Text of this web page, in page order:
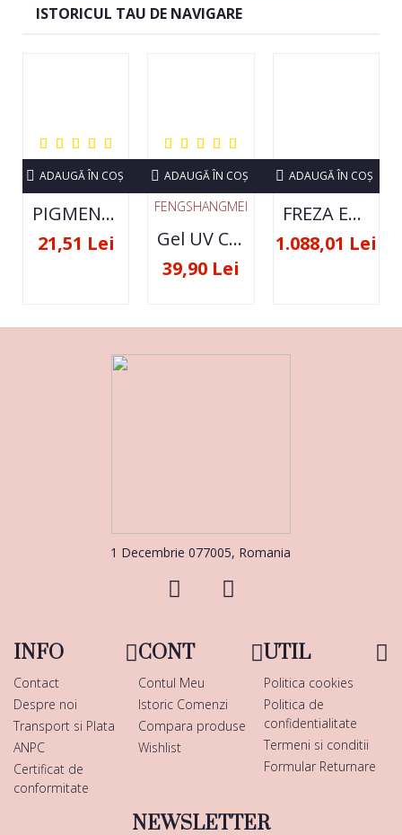
ISTORICUL TAU DE NAVIGARE
PIGMENT NEON SET 12 CULORI
21,51 Lei
ADAUGĂ ÎN COŞ
FENGSHANGMEI
Gel UV Constructie FSM 50ML - 07
39,90 Lei
ADAUGĂ ÎN COŞ
FREZA ELECTRICA STRONG 210 35000 RPM- ORIGINALA
1.088,01 Lei
ADAUGĂ ÎN COŞ
1 Decembrie 077005, Romania
INFO
Contact
Despre noi
Transport si Plata
ANPC
Certificat de
conformitate
CONT
Contul Meu
Istoric Comenzi
Compara produse
Wishlist
UTIL
Politica cookies
Politica de
confidentialitate
Termeni si conditii
Formular Returnare
NEWSLETTER